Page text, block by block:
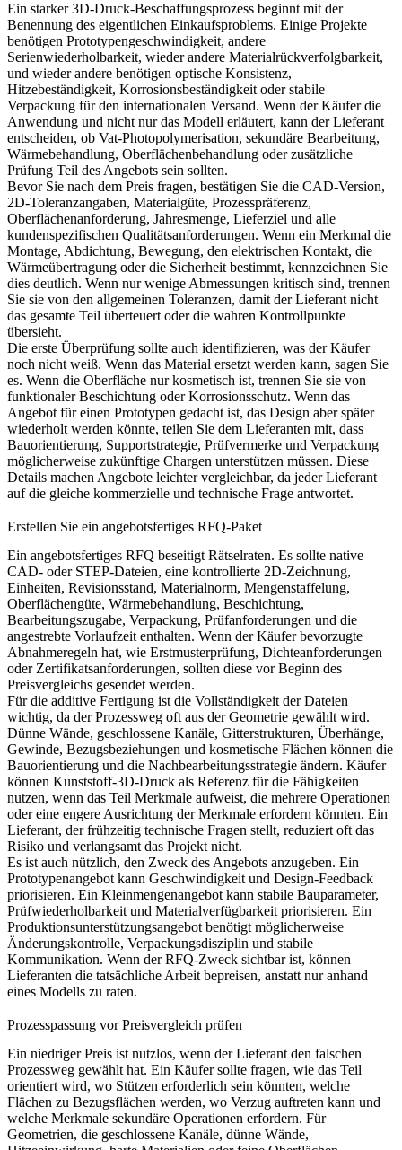
Ein starker 3D-Druck-Beschaffungsprozess beginnt mit der
Benennung des eigentlichen Einkaufsproblems. Einige Projekte
benötigen Prototypengeschwindigkeit, andere
Serienwiederholbarkeit, wieder andere Materialrückverfolgbarkeit,
und wieder andere benötigen optische Konsistenz,
Hitzebeständigkeit, Korrosionsbeständigkeit oder stabile
Verpackung für den internationalen Versand. Wenn der Käufer die
Anwendung und nicht nur das Modell erläutert, kann der Lieferant
entscheiden, ob Vat-Photopolymerisation, sekundäre Bearbeitung,
Wärmebehandlung, Oberflächenbehandlung oder zusätzliche
Prüfung Teil des Angebots sein sollten.
Bevor Sie nach dem Preis fragen, bestätigen Sie die CAD-Version,
2D-Toleranzangaben, Materialgüte, Prozesspräferenz,
Oberflächenanforderung, Jahresmenge, Lieferziel und alle
kundenspezifischen Qualitätsanforderungen. Wenn ein Merkmal die
Montage, Abdichtung, Bewegung, den elektrischen Kontakt, die
Wärmeübertragung oder die Sicherheit bestimmt, kennzeichnen Sie
dies deutlich. Wenn nur wenige Abmessungen kritisch sind, trennen
Sie sie von den allgemeinen Toleranzen, damit der Lieferant nicht
das gesamte Teil überteuert oder die wahren Kontrollpunkte
übersieht.
Die erste Überprüfung sollte auch identifizieren, was der Käufer
noch nicht weiß. Wenn das Material ersetzt werden kann, sagen Sie
es. Wenn die Oberfläche nur kosmetisch ist, trennen Sie sie von
funktionaler Beschichtung oder Korrosionsschutz. Wenn das
Angebot für einen Prototypen gedacht ist, das Design aber später
wiederholt werden könnte, teilen Sie dem Lieferanten mit, dass
Bauorientierung, Supportstrategie, Prüfvermerke und Verpackung
möglicherweise zukünftige Chargen unterstützen müssen. Diese
Details machen Angebote leichter vergleichbar, da jeder Lieferant
auf die gleiche kommerzielle und technische Frage antwortet.
Erstellen Sie ein angebotsfertiges RFQ-Paket
Ein angebotsfertiges RFQ beseitigt Rätselraten. Es sollte native
CAD- oder STEP-Dateien, eine kontrollierte 2D-Zeichnung,
Einheiten, Revisionsstand, Materialnorm, Mengenstaffelung,
Oberflächengüte, Wärmebehandlung, Beschichtung,
Bearbeitungszugabe, Verpackung, Prüfanforderungen und die
angestrebte Vorlaufzeit enthalten. Wenn der Käufer bevorzugte
Abnahmeregeln hat, wie Erstmusterprüfung, Dichteanforderungen
oder Zertifikatsanforderungen, sollten diese vor Beginn des
Preisvergleichs gesendet werden.
Für die additive Fertigung ist die Vollständigkeit der Dateien
wichtig, da der Prozessweg oft aus der Geometrie gewählt wird.
Dünne Wände, geschlossene Kanäle, Gitterstrukturen, Überhänge,
Gewinde, Bezugsbeziehungen und kosmetische Flächen können die
Bauorientierung und die Nachbearbeitungsstrategie ändern. Käufer
können Kunststoff-3D-Druck als Referenz für die Fähigkeiten
nutzen, wenn das Teil Merkmale aufweist, die mehrere Operationen
oder eine engere Ausrichtung der Merkmale erfordern könnten. Ein
Lieferant, der frühzeitig technische Fragen stellt, reduziert oft das
Risiko und verlangsamt das Projekt nicht.
Es ist auch nützlich, den Zweck des Angebots anzugeben. Ein
Prototypenangebot kann Geschwindigkeit und Design-Feedback
priorisieren. Ein Kleinmengenangebot kann stabile Bauparameter,
Prüfwiederholbarkeit und Materialverfügbarkeit priorisieren. Ein
Produktionsunterstützungsangebot benötigt möglicherweise
Änderungskontrolle, Verpackungsdisziplin und stabile
Kommunikation. Wenn der RFQ-Zweck sichtbar ist, können
Lieferanten die tatsächliche Arbeit bepreisen, anstatt nur anhand
eines Modells zu raten.
Prozesspassung vor Preisvergleich prüfen
Ein niedriger Preis ist nutzlos, wenn der Lieferant den falschen
Prozessweg gewählt hat. Ein Käufer sollte fragen, wie das Teil
orientiert wird, wo Stützen erforderlich sein könnten, welche
Flächen zu Bezugsflächen werden, wo Verzug auftreten kann und
welche Merkmale sekundäre Operationen erfordern. Für
Geometrien, die geschlossene Kanäle, dünne Wände,